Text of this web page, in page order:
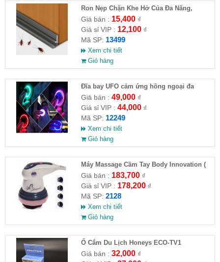
Ron Nẹp Chặn Khe Hở Của Đa Năng,
Chống Côn Trùng( HĐ )
Giá bán : 15,400₫
Giá sỉ VIP : 12,100₫
Mã SP: 13499
Xem chi tiết
Giỏ hàng
Đĩa bay UFO cảm ứng hồng ngoại đa
chiều tự động bay về
Giá bán : 49,000₫
Giá sỉ VIP : 44,000₫
Mã SP: 12249
Xem chi tiết
Giỏ hàng
Máy Massage Cầm Tay Body Innovation (
HĐ )
Giá bán : 183,700₫
Giá sỉ VIP : 178,200₫
Mã SP: 2128
Xem chi tiết
Giỏ hàng
Ổ Cắm Du Lịch Honeys ECO-TV1
Giá bán : 32,000₫